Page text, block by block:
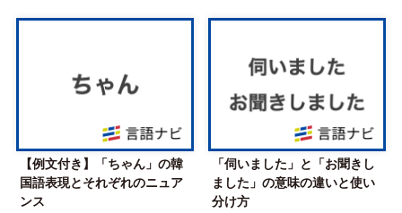
【例文付き】「ちゃん」の韓
国語表現とそれぞれのニュア
ンス
「伺いました」と「お聞きし
ました」の意味の違いと使い
分け方